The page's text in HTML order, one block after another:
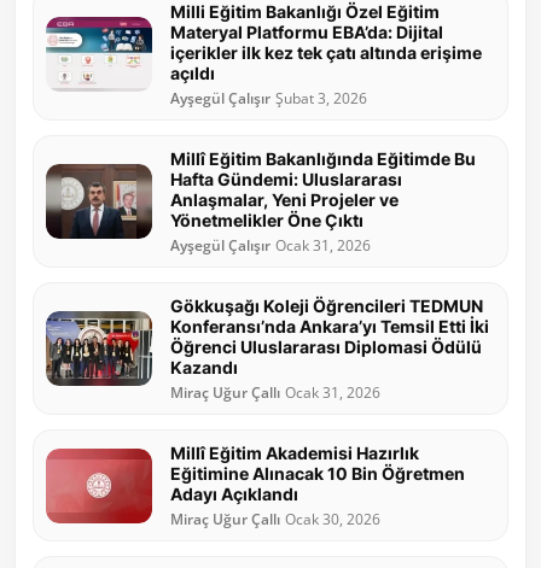
Milli Eğitim Bakanlığı Özel Eğitim
Materyal Platformu EBA’da: Dijital
içerikler ilk kez tek çatı altında erişime
açıldı
Ayşegül Çalışır Şubat 3, 2026
Millî Eğitim Bakanlığında Eğitimde Bu
Hafta Gündemi: Uluslararası
Anlaşmalar, Yeni Projeler ve
Yönetmelikler Öne Çıktı
Ayşegül Çalışır Ocak 31, 2026
Gökkuşağı Koleji Öğrencileri TEDMUN
Konferansı’nda Ankara’yı Temsil Etti İki
Öğrenci Uluslararası Diplomasi Ödülü
Kazandı
Miraç Uğur Çallı Ocak 31, 2026
Millî Eğitim Akademisi Hazırlık
Eğitimine Alınacak 10 Bin Öğretmen
Adayı Açıklandı
Miraç Uğur Çallı Ocak 30, 2026